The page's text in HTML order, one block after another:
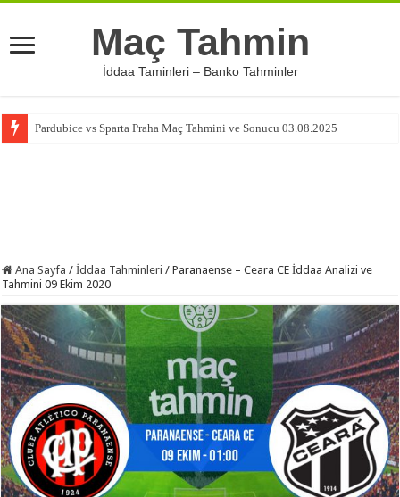
Maç Tahmin
İddaa Taminleri – Banko Tahminler
Pardubice vs Sparta Praha Maç Tahmini ve Sonucu 03.08.2025
Ana Sayfa / İddaa Tahminleri / Paranaense – Ceara CE İddaa Analizi ve
Tahmini 09 Ekim 2020